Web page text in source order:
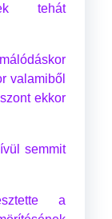
tehát
valamiből
ekkor
semmit
a